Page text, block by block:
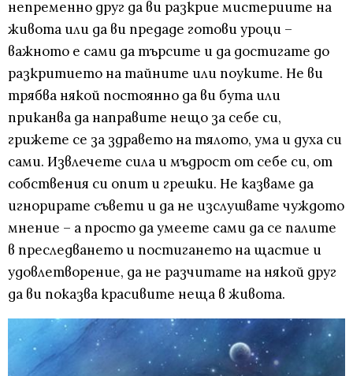
непременно друг да ви разкрие мистериите на
живота или да ви предаде готови уроци –
важното е сами да търсите и да достигате до
разкритието на тайните или поуките. Не ви
трябва някой постоянно да ви бута или
приканва да направите нещо за себе си,
грижете се за здравето на тялото, ума и духа си
сами. Извлечете сила и мъдрост от себе си, от
собствения си опит и грешки. Не казваме да
игнорирате съвети и да не изслушвате чуждото
мнение – а просто да умеете сами да се палите
в преследването и постигането на щастие и
удовлетворение, да не разчитате на някой друг
да ви показва красивите неща в живота.